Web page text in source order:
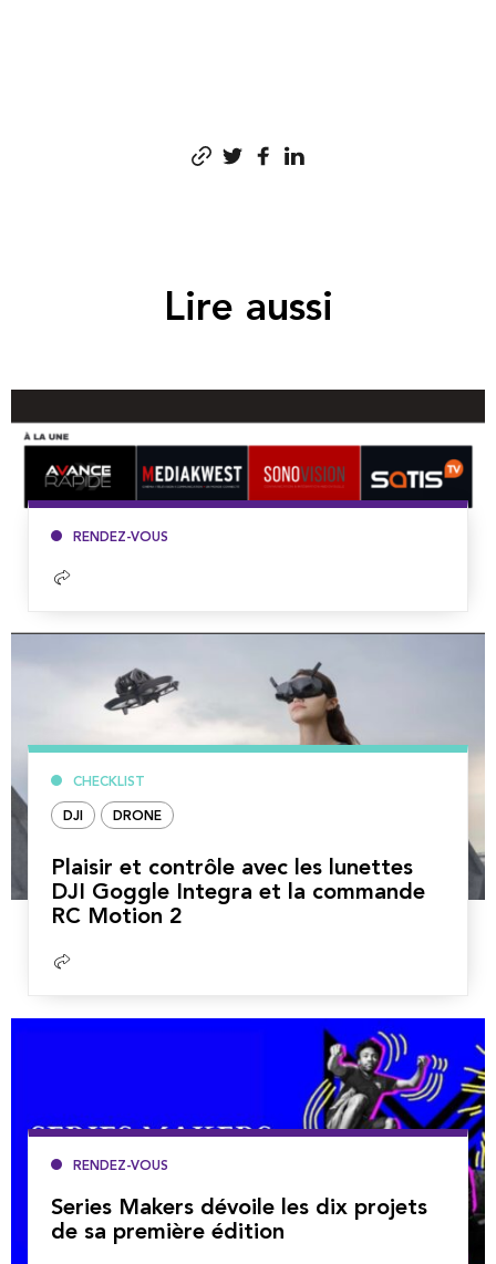
Lire aussi
RENDEZ-VOUS
Lire
CHECKLIST
DJI DRONE
Plaisir et contrôle avec les lunettes
DJI Goggle Integra et la commande
RC Motion 2
Lire
RENDEZ-VOUS
Series Makers dévoile les dix projets
de sa première édition